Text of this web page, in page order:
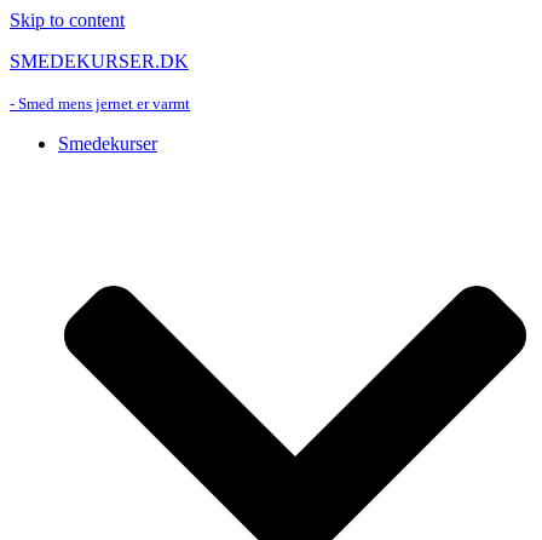
Skip to content
SMEDEKURSER.DK
- Smed mens jernet er varmt
Smedekurser